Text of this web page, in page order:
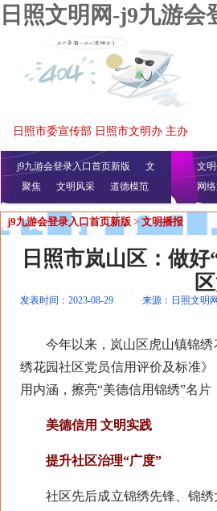
日照文明网-j9九游会
日照市委宣传部 日照市文明办 主办
j9九游会登录入口首页新版
文
明播报
公益视频
聚焦 文明风采 道德模范
文
网
j9九游会登录入口首页新版 > 文明播报
日照市岚山区：做
发表时间：2023-08-29 来源：日照文明网
今年以来，岚山区虎山镇锦绣
绣花园社区党员信用评价及标准
用内涵，擦亮“美德信用锦绣”名片
美德信用 文明实践
提升社区治理“广度”
社区先后成立锦绣先锋、锦绣